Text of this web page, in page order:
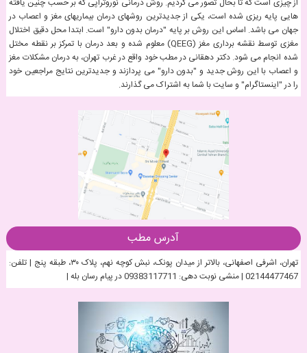
از چیزی است که تا بحال تصور می کردیم. روش درمانی نوروتراپی که بر حسب چنین یافته
هایی پایه ریزی شده است، یکی از جدیدترین روشهای درمان بیماریهای مغز و اعصاب در
جهان می باشد. اساس این روش بر پایه "درمان بدون دارو" است. ابتدا محل دقیق اختلال
مغزی توسط نقشه برداری مغز (QEEG) معلوم شده و بعد درمان با تمرکز بر نقطه مختل
شده انجام می شود. دکتر دهقانی در مطب خود واقع در غرب تهران، به درمان مشکلات مغز
و اعصاب با این روش جدید و "بدون دارو" می پردازند و جدیدترین نتایج مراجعین خود
را در "اینستاگرام" و سایت با شما به اشتراک می گذارند.
آدرس مطب
تهران، اشرفی اصفهانی، بالاتر از میدان پونک، نبش کوچه نهم، پلاک ۳۰، طبقه پنج | تلفن:
02144477467 | منشی نوبت دهی: 09383117711 در پیام رسان بله |